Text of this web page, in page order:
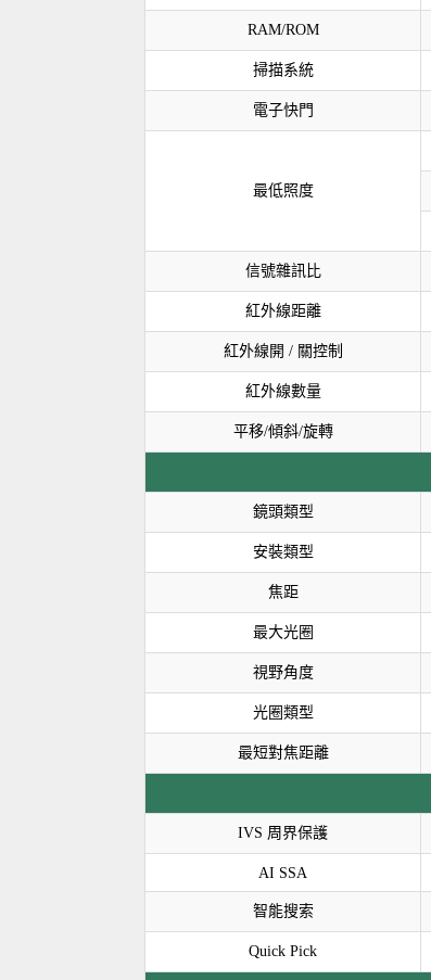
RAM/ROM
掃描系統
電子快門
最低照度
信號雜訊比
紅外線距離
紅外線開 / 關控制
紅外線數量
平移/傾斜/旋轉
鏡頭類型
安裝類型
焦距
最大光圈
視野角度
光圈類型
最短對焦距離
IVS 周界保護
AI SSA
智能搜索
Quick Pick